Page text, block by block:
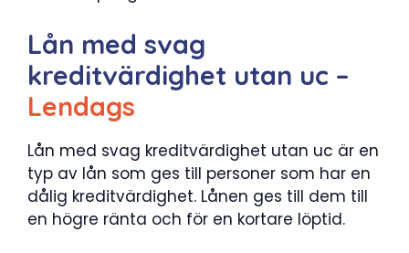
Lån med svag
kreditvärdighet utan uc –
Lendags
Lån med svag kreditvärdighet utan uc är en
typ av lån som ges till personer som har en
dålig kreditvärdighet. Lånen ges till dem till
en högre ränta och för en kortare löptid.